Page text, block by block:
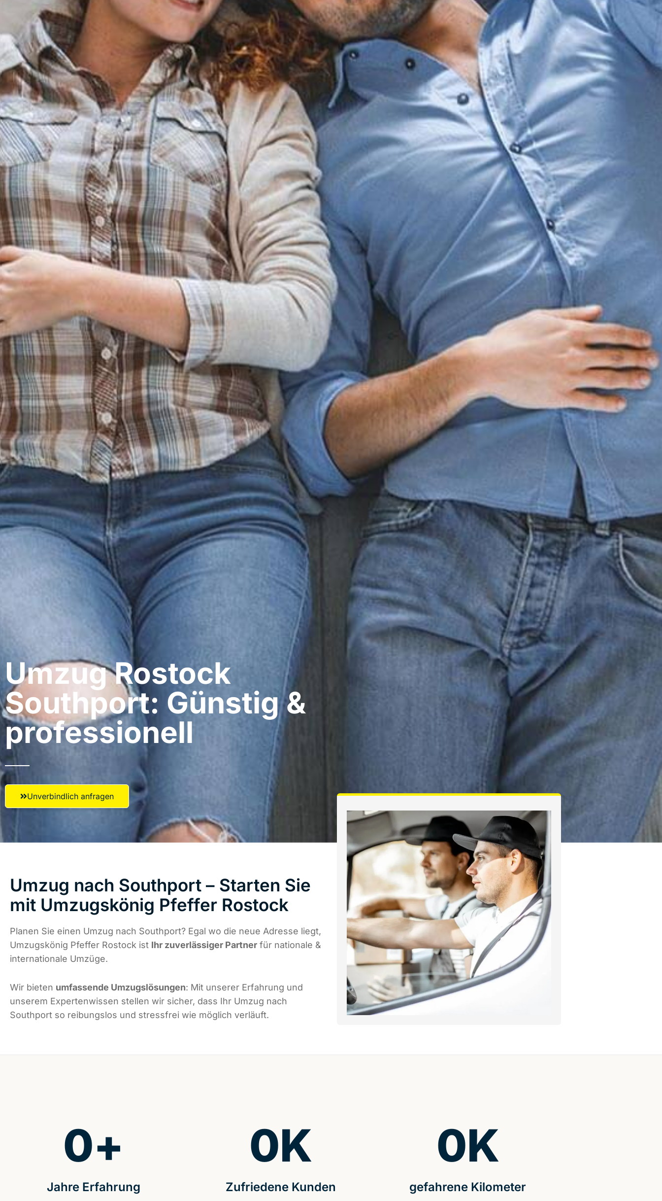
Umzug Rostock​
Southport: Günstig &
professionell​
Unverbindlich anfragen
Umzug nach Southport – Starten Sie
mit Umzugskönig Pfeffer Rostock
Planen Sie einen Umzug nach Southport? Egal wo die neue Adresse liegt,
Umzugskönig Pfeffer Rostock ist Ihr zuverlässiger Partner für nationale &
internationale Umzüge.
Wir bieten umfassende Umzugslösungen: Mit unserer Erfahrung und
unserem Expertenwissen stellen wir sicher, dass Ihr Umzug nach
Southport so reibungslos und stressfrei wie möglich verläuft.
Jahre Erfahrung
0+
Zufriedene Kunden
0K
gefahrene Kilometer
0K